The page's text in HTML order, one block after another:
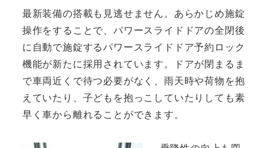
最新装備の搭載も見逃せません。あらかじめ施錠
操作をすることで、パワースライドドアの全閉後
に自動で施錠するパワースライドドア予約ロック
機能が新たに採用されています。ドアが閉まるま
で車両近くで待つ必要がなく、雨天時や荷物を抱
えていたり、子どもを抱っこしていたりしても素
早く車から離れることができます。